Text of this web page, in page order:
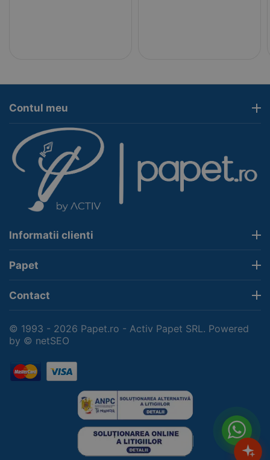
Contul meu
Informatii clienti
Papet
Contact
© 1993 - 2026 Papet.ro - Activ Papet SRL. Powered
by © netSEO